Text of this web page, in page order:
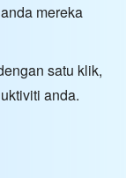
mereka
satu klik,
anda.